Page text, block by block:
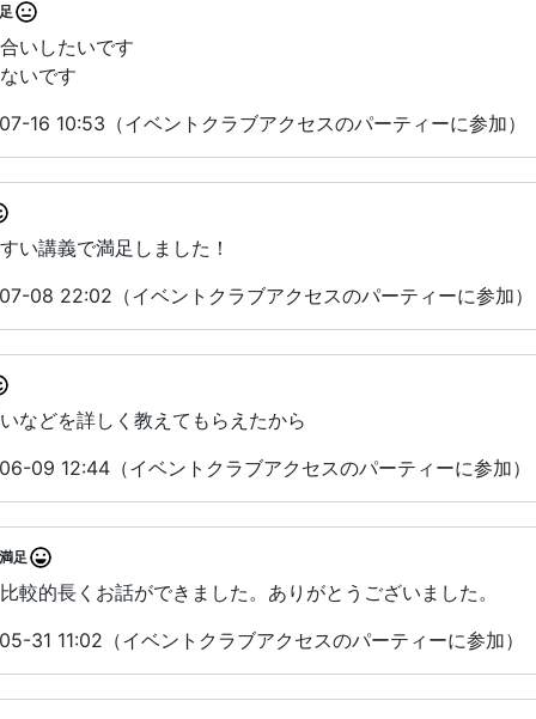
いしたいです
いです
16 10:53（イベントクラブアクセスのパーティーに参加）
い講義で満足しました！
08 22:02（イベントクラブアクセスのパーティーに参加）
などを詳しく教えてもらえたから
09 12:44（イベントクラブアクセスのパーティーに参加）
足
較的長くお話ができました。ありがとうございました。
31 11:02（イベントクラブアクセスのパーティーに参加）